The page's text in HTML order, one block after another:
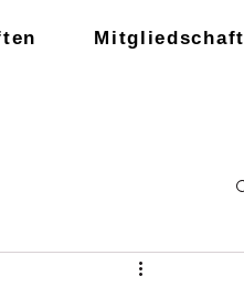
Mitgliedschaft